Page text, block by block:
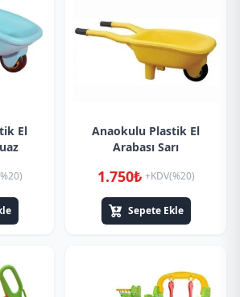
El
Anaokulu Plastik El
Arabası Sarı
1.750₺ +KDV(%20)
Sepete Ekle